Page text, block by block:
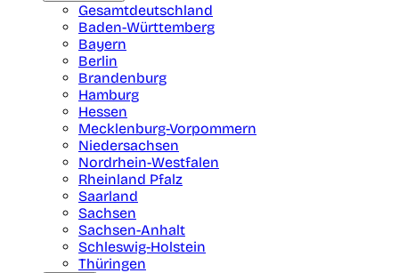
Gesamtdeutschland
Baden-Württemberg
Bayern
Berlin
Brandenburg
Hamburg
Hessen
Mecklenburg-Vorpommern
Niedersachsen
Nordrhein-Westfalen
Rheinland Pfalz
Saarland
Sachsen
Sachsen-Anhalt
Schleswig-Holstein
Thüringen